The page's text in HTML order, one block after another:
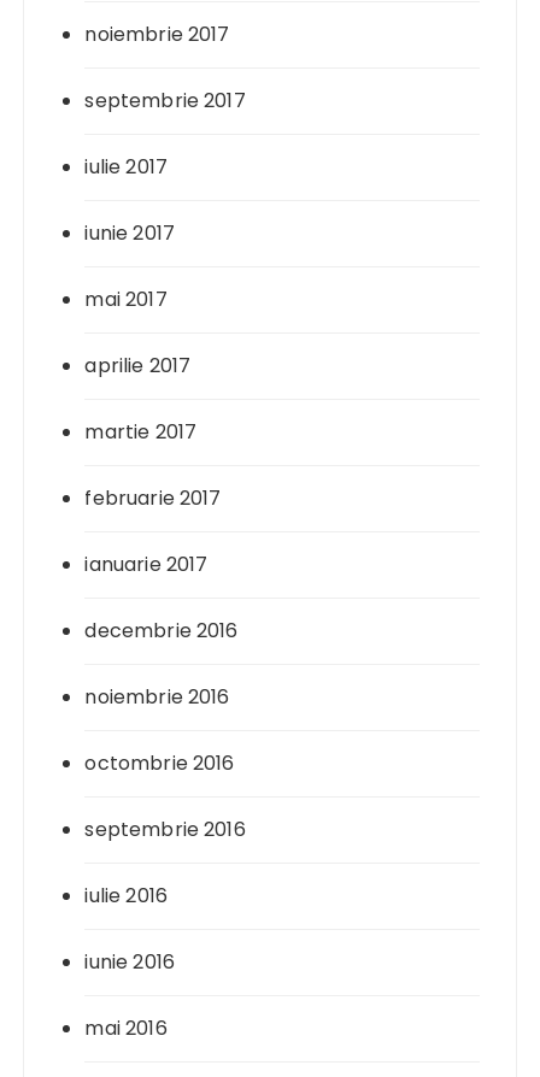
noiembrie 2017
septembrie 2017
iulie 2017
iunie 2017
mai 2017
aprilie 2017
martie 2017
februarie 2017
ianuarie 2017
decembrie 2016
noiembrie 2016
octombrie 2016
septembrie 2016
iulie 2016
iunie 2016
mai 2016